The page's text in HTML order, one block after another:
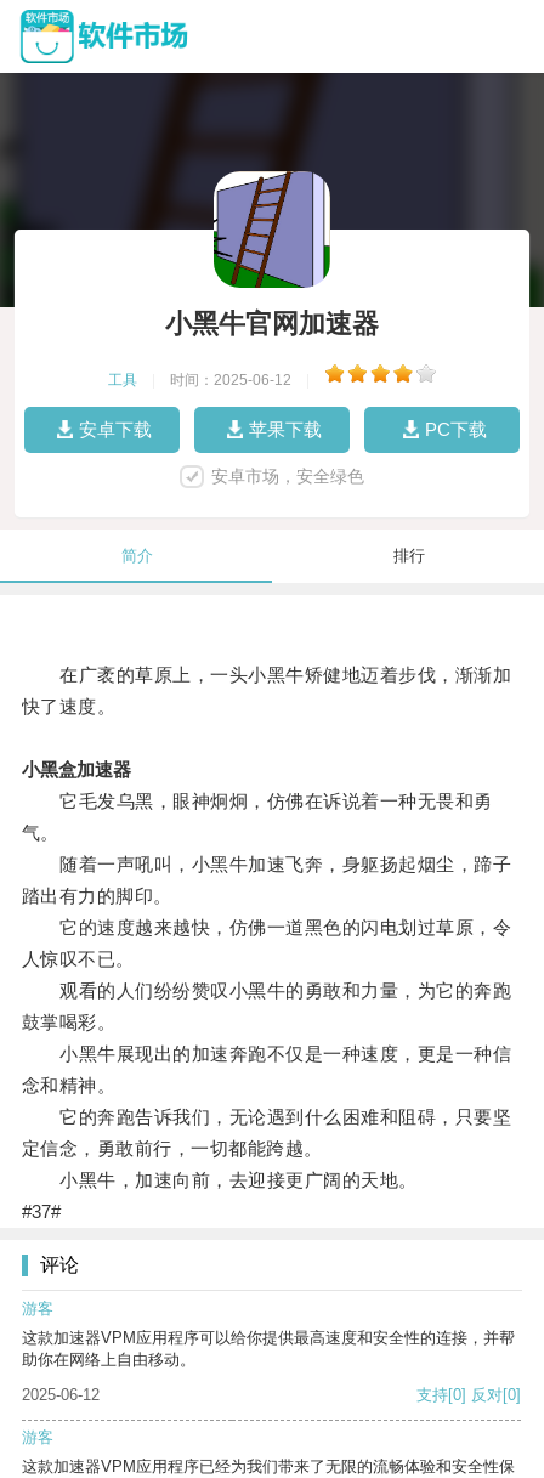
小黑牛官网加速器
工具 时间：2025-06-12
安卓下载 苹果下载 PC下载
安卓市场，安全绿色
简介 排行
在广袤的草原上，一头小黑牛矫健地迈着步伐，渐渐加
快了速度。
小黑盒加速器
它毛发乌黑，眼神炯炯，仿佛在诉说着一种无畏和勇
气。
随着一声吼叫，小黑牛加速飞奔，身躯扬起烟尘，蹄子
踏出有力的脚印。
它的速度越来越快，仿佛一道黑色的闪电划过草原，令
人惊叹不已。
观看的人们纷纷赞叹小黑牛的勇敢和力量，为它的奔跑
鼓掌喝彩。
小黑牛展现出的加速奔跑不仅是一种速度，更是一种信
念和精神。
它的奔跑告诉我们，无论遇到什么困难和阻碍，只要坚
定信念，勇敢前行，一切都能跨越。
小黑牛，加速向前，去迎接更广阔的天地。
#37#
评论
游客
这款加速器VPM应用程序可以给你提供最高速度和安全性的连接，并帮
助你在网络上自由移动。
2025-06-12
支持[0] 反对[0]
游客
这款加速器VPM应用程序已经为我们带来了无限的流畅体验和安全性保